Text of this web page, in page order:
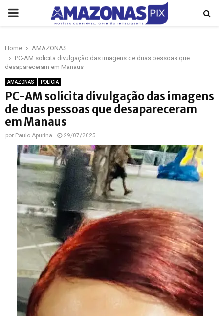
PRIMARY
Home
AMAZONAS
PC-AM solicita divulgação das imagens de duas pessoas que
desapareceram em Manaus
AMAZONAS POLÍCIA
PC-AM solicita divulgação das imagens
de duas pessoas que desapareceram
em Manaus
por Paulo Apurina 29/07/2025